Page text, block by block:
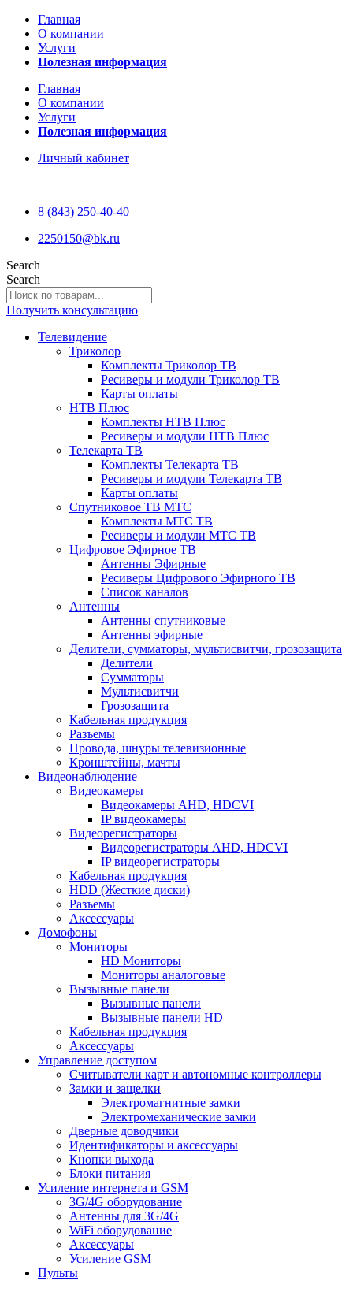
Главная
О компании
Услуги
Полезная информация
Главная
О компании
Услуги
Полезная информация
Личный кабинет
8 (843) 250-40-40
2250150@bk.ru
Search
Search
Получить консультацию
Телевидение
Триколор
Комплекты Триколор ТВ
Ресиверы и модули Триколор ТВ
Карты оплаты
НТВ Плюс
Комплекты НТВ Плюс
Ресиверы и модули НТВ Плюс
Телекарта ТВ
Комплекты Телекарта ТВ
Ресиверы и модули Телекарта ТВ
Карты оплаты
Спутниковое ТВ МТС
Комплекты МТС ТВ
Ресиверы и модули МТС ТВ
Цифровое Эфирное ТВ
Антенны Эфирные
Ресиверы Цифрового Эфирного ТВ
Список каналов
Антенны
Антенны спутниковые
Антенны эфирные
Делители, сумматоры, мультисвитчи, грозозащита
Делители
Сумматоры
Мультисвитчи
Грозозащита
Кабельная продукция
Разъемы
Провода, шнуры телевизионные
Кронштейны, мачты
Видеонаблюдение
Видеокамеры
Видеокамеры AHD, HDCVI
IP видеокамеры
Видеорегистраторы
Видеорегистраторы AHD, HDCVI
IP видеорегистраторы
Кабельная продукция
HDD (Жесткие диски)
Разъемы
Аксессуары
Домофоны
Мониторы
HD Мониторы
Мониторы аналоговые
Вызывные панели
Вызывные панели
Вызывные панели HD
Кабельная продукция
Аксессуары
Управление доступом
Считыватели карт и автономные контроллеры
Замки и защелки
Электромагнитные замки
Электромеханические замки
Дверные доводчики
Идентификаторы и аксессуары
Кнопки выхода
Блоки питания
Усиление интернета и GSM
3G/4G оборудование
Антенны для 3G/4G
WiFi оборудование
Аксессуары
Усиление GSM
Пульты